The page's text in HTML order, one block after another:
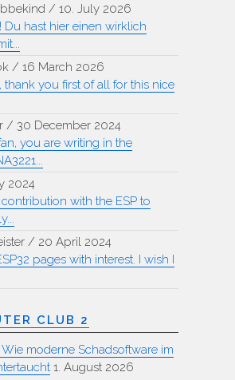
/ 10. July 2026
Du hast hier einen wirklich
/ 16 March 2026
thank you first of all for this nice
/ 30 December 2024
you are writing in the
2024
with the ESP to
/ 20 April 2024
pages with interest. I wish I
CLUB 2
Wie moderne Schadsoftware im
1. August 2026